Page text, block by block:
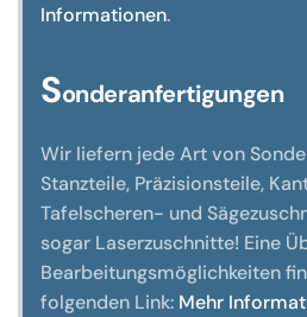
Informationen.
Sonderanfertigungen
Wir liefern jede Art von
Stanzteile, Präzisionsteile,
Tafelscheren- und
sogar Laserzuschnitte! Eine
Bearbeitungsmöglichkeiten
folgenden Link: Mehr